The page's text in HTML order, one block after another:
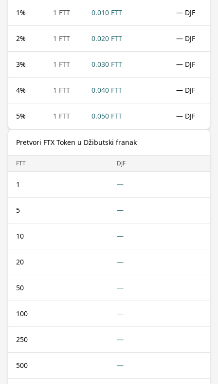
1% 1 FTT 0.010 FTT — DJF
2% 1 FTT 0.020 FTT — DJF
3% 1 FTT 0.030 FTT — DJF
4% 1 FTT 0.040 FTT — DJF
5% 1 FTT 0.050 FTT — DJF
Pretvori FTX Token u Džibutski franak
FTT DJF
1 —
5 —
10 —
20 —
50 —
100 —
250 —
500 —